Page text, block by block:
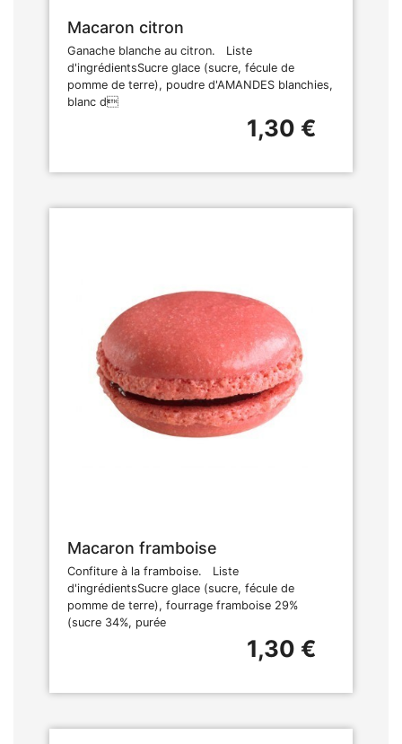
Macaron citron
Ganache blanche au citron. Liste
d'ingrédientsSucre glace (sucre, fécule de
pomme de terre), poudre d'AMANDES blanchies,
blanc d
1,30 €
Macaron framboise
Confiture à la framboise. Liste
d'ingrédientsSucre glace (sucre, fécule de
pomme de terre), fourrage framboise 29%
(sucre 34%, purée
1,30 €